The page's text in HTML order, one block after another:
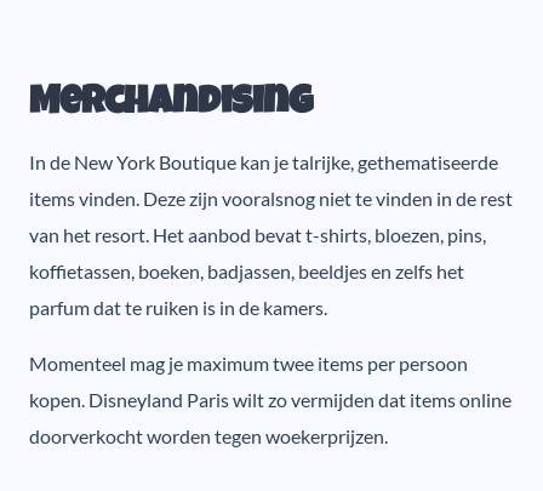
Merchandising
In de New York Boutique kan je talrijke, gethematiseerde
items vinden. Deze zijn vooralsnog niet te vinden in de rest
van het resort. Het aanbod bevat t-shirts, bloezen, pins,
koffietassen, boeken, badjassen, beeldjes en zelfs het
parfum dat te ruiken is in de kamers.
Momenteel mag je maximum twee items per persoon
kopen. Disneyland Paris wilt zo vermijden dat items online
doorverkocht worden tegen woekerprijzen.